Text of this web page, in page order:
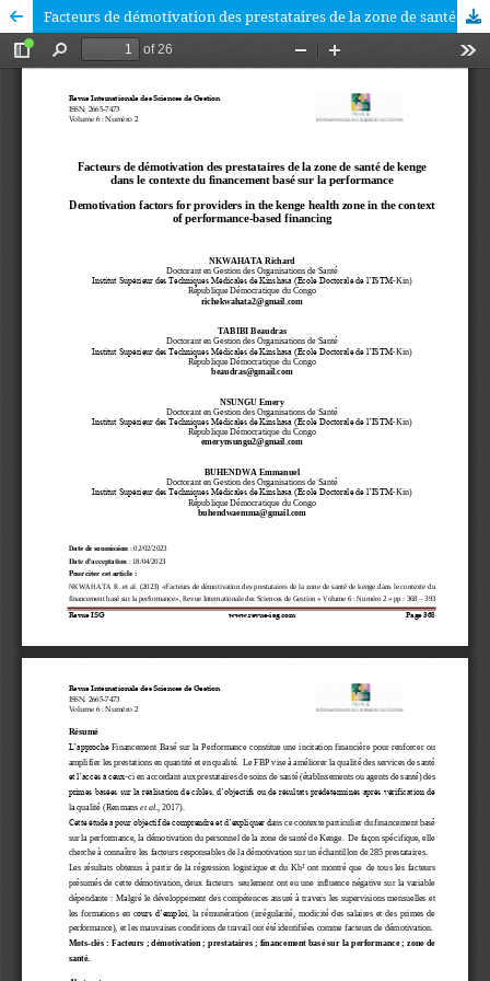
Facteurs de démotivation des prestataires de la zone de santé de kenge dans le contexte du financement basé sur la performance